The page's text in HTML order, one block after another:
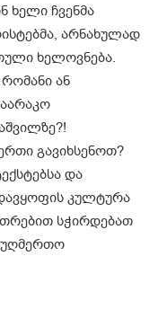
ჩვენმა
არნახულად
ხელოვნება.
ან
გავიხსენოთ?
და
კულტურა
სჭირდებათ
უღმერთო